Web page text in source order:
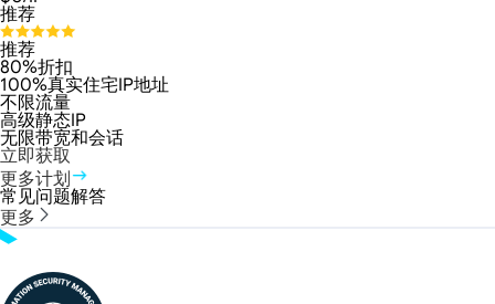
推荐
推荐
80%折扣
100%真实住宅IP地址
不限流量
高级静态IP
无限带宽和会话
立即获取
更多计划
常见问题解答
更多